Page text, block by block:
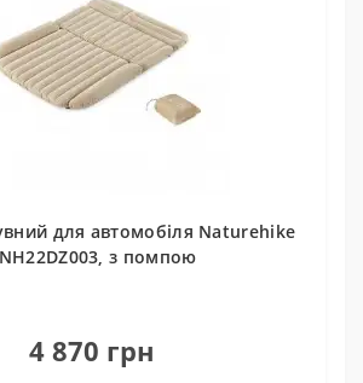
для автомобіля Naturehike
з помпою
4 870 грн